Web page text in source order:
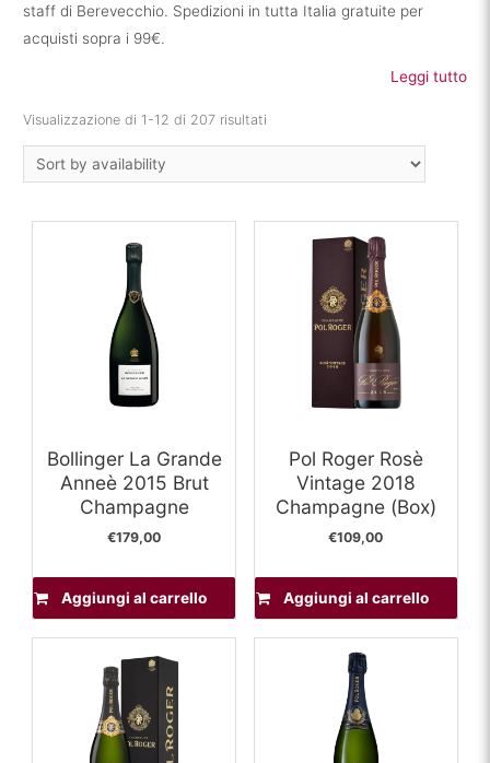
staff di Berevecchio. Spedizioni in tutta Italia gratuite per
acquisti sopra i 99€.
Leggi tutto
Visualizzazione di 1-12 di 207 risultati
Bollinger La Grande
Anneè 2015 Brut
Champagne
€179,00
Aggiungi al carrello
Pol Roger Rosè
Vintage 2018
Champagne (Box)
€109,00
Aggiungi al carrello